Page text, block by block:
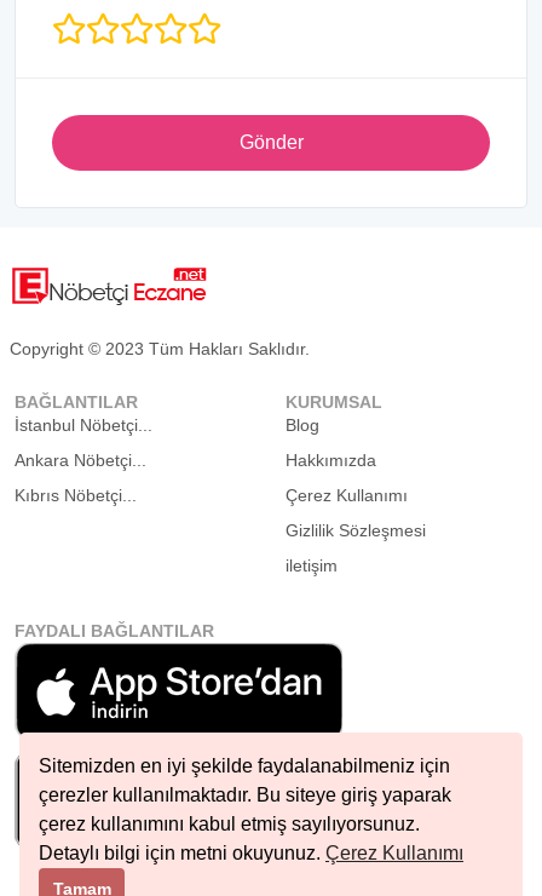
Sitemizden en iyi şekilde faydalanabilmeniz için
çerezler kullanılmaktadır. Bu siteye giriş yaparak
çerez kullanımını kabul etmiş sayılıyorsunuz.
Detaylı bilgi için metni okuyunuz. Çerez Kullanımı
Tamam
Gönder
Copyright © 2023 Tüm Hakları Saklıdır.
BAĞLANTILAR
İstanbul Nöbetçi...
Ankara Nöbetçi...
Kıbrıs Nöbetçi...
KURUMSAL
Blog
Hakkımızda
Çerez Kullanımı
Gizlilik Sözleşmesi
iletişim
FAYDALI BAĞLANTILAR